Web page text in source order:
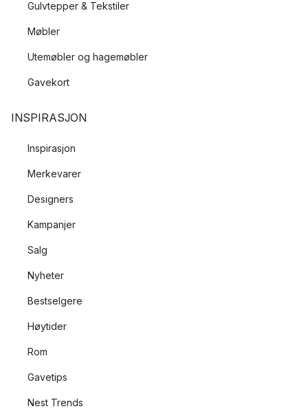
Gulvtepper & Tekstiler
Møbler
Utemøbler og hagemøbler
Gavekort
INSPIRASJON
Inspirasjon
Merkevarer
Designers
Kampanjer
Salg
Nyheter
Bestselgere
Høytider
Rom
Gavetips
Nest Trends